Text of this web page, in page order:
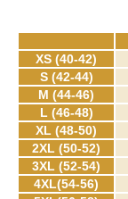
XS (40-42)
S (42-44)
M (44-46)
L (46-48)
XL (48-50)
2XL (50-52)
3XL (52-54)
4XL(54-56)